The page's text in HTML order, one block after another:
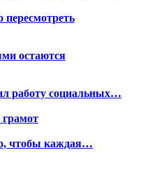
остаются
работу социальных…
чтобы каждая…